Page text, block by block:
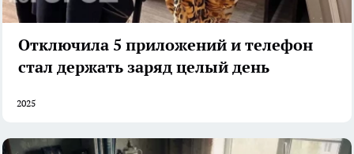
Отключила 5 приложений и телефон
стал держать заряд целый день
2025